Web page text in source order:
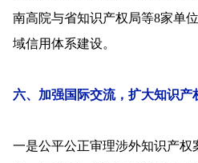
南高院与省知识产权局等8家单
域信用体系建设。
六、加强国际交流，扩大知识产
一是公平公正审理涉外知识产